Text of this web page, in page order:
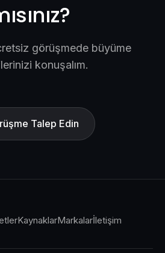
görüşmede büyüme
konuşalım.
Talep Edin
KaynaklarMarkalarİletişim